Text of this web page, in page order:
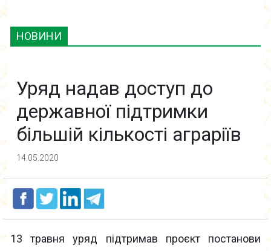
НОВИНИ
Уряд надав доступ до
державної підтримки
більшій кількості аграріїв
14.05.2020
13 травня уряд підтримав проєкт постанови